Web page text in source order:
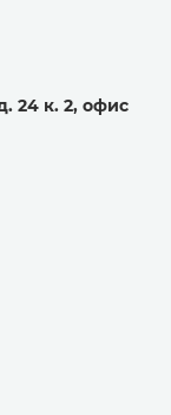
24 к. 2, офис